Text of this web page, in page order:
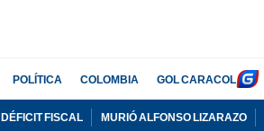
POLÍTICA COLOMBIA GOL CARACOL
DÉFICIT FISCAL MURIÓ ALFONSO LIZARAZO